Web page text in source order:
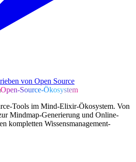
von Open Source
Open-Source-Ökosystem
Tools im Mind-Elixir-Ökosystem. Von
Mindmap-Generierung und Online-
kompletten Wissensmanagement-